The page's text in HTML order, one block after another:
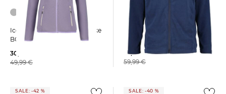
Icepeak | Damen Fleecejacke
BOWERSVILLE
30,00 €
49,99 €
Icepeak | Herren Fleecejacke
PUTLITZ
32,99 €
59,99 €
SALE: -42 % SALE: -40 %